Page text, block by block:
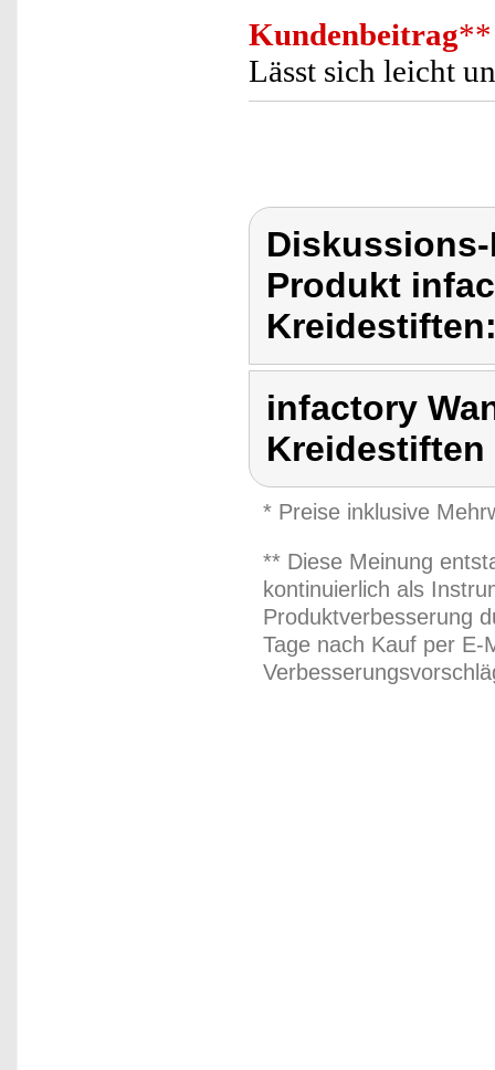
Kundenbeitrag**
Lässt sich leicht
Produkt
infactory
Kreidestiften
* Preise inklusive
** Diese Meinung
kontinuierlich als
Produktverbesserung
Tage nach Kauf per E-